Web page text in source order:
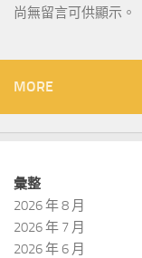
尚無留言可供顯示。
MORE
彙整
2026 年 8 月
2026 年 7 月
2026 年 6 月